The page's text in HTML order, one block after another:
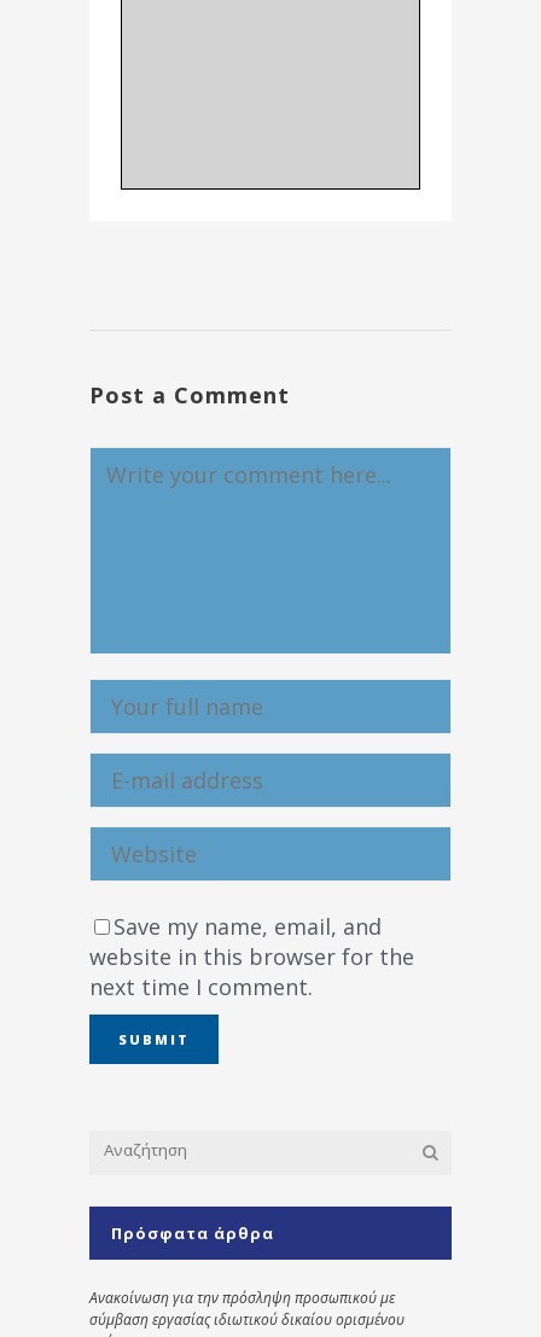
Post a Comment
Save my name, email, and
website in this browser for the
next time I comment.
Πρόσφατα άρθρα
Ανακοίνωση για την πρόσληψη προσωπικού με
σύμβαση εργασίας ιδιωτικού δικαίου ορισμένου